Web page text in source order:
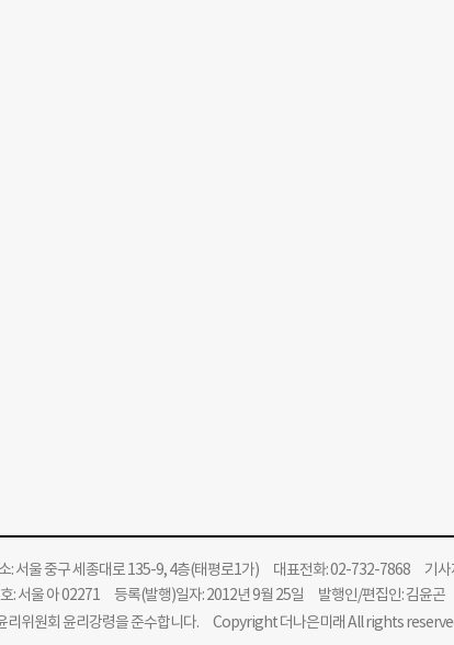
서울 중구 세종대로 135-9, 4층(태평로1가) 대표전화: 02-732-7868 기사
: 서울 아 02271 등록(발행)일자: 2012년 9월 25일 발행인/편집인: 김윤곤
리위원회 윤리강령을 준수합니다. Copyright 더나은미래 All rights